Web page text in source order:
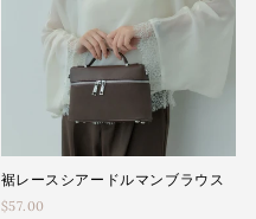
裾レースシアードルマンブラウス
$57.00